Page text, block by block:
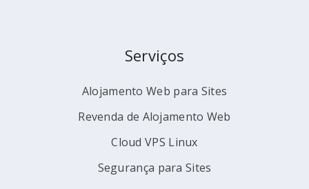
Serviços
Alojamento Web para Sites
Revenda de Alojamento Web
Cloud VPS Linux
Segurança para Sites